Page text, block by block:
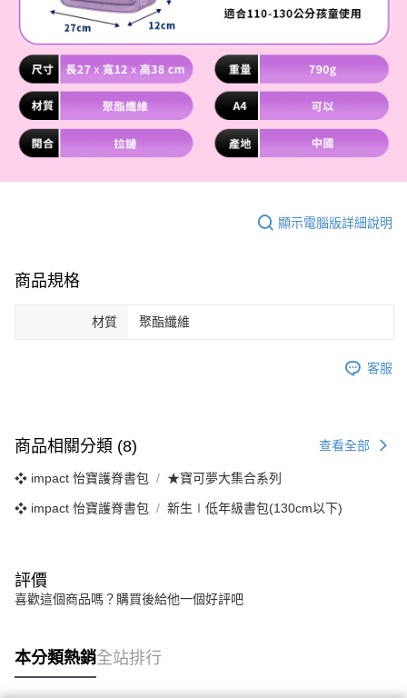
顯示電腦版詳細說明
商品規格
材質 聚酯纖維
客服
商品相關分類 (8) 查看全部
❖ impact 怡寶護脊書包 ★寶可夢大集合系列
❖ impact 怡寶護脊書包 新生∣低年級書包(130cm以下)
評價
喜歡這個商品嗎？購買後給他一個好評吧
本分類熱銷全站排行